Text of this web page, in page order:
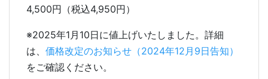
4,500円（税込4,950円）
※2025年1月10日に値上げいたしました。詳細
は、 価格改定のお知らせ（2024年12月9日告知）
をご確認ください。